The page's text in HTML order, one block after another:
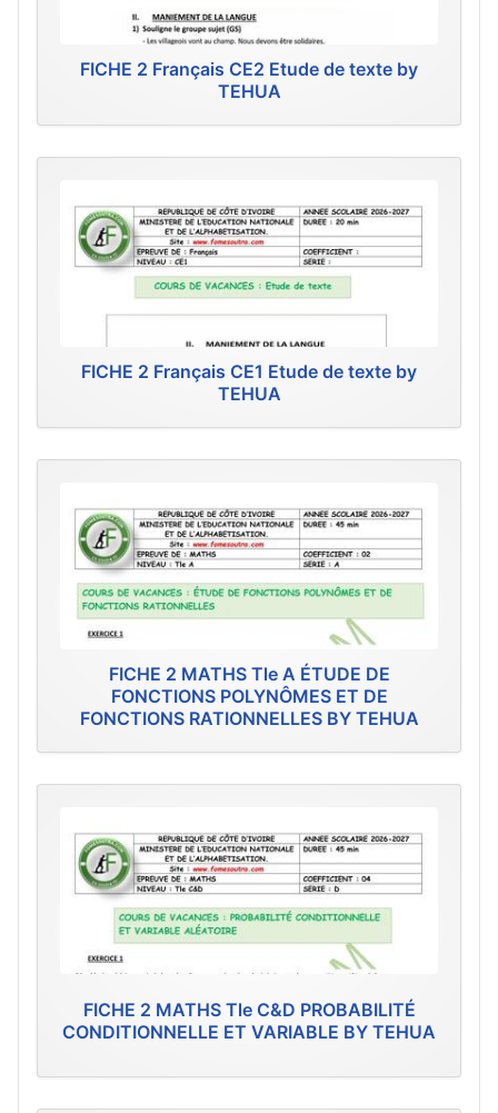
FICHE 2 Français CE2 Etude de texte by
TEHUA
FICHE 2 Français CE1 Etude de texte by
TEHUA
FICHE 2 MATHS Tle A ÉTUDE DE
FONCTIONS POLYNÔMES ET DE
FONCTIONS RATIONNELLES BY TEHUA
FICHE 2 MATHS Tle C&D PROBABILITÉ
CONDITIONNELLE ET VARIABLE BY TEHUA